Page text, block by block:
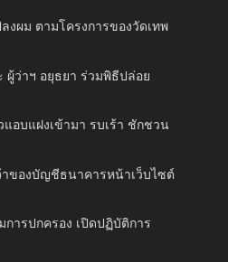
งผม ตามโครงการของวัดเทพ
ผู้ว่าฯ อยุธยา ร่วมพิธีปล่อย
อบแฝงเข้ามา รบเร้า ชักชวน
าของบัญชีธนาคารหน้าเว็บไซต์
การปกครอง เปิดปฏิบัติการ